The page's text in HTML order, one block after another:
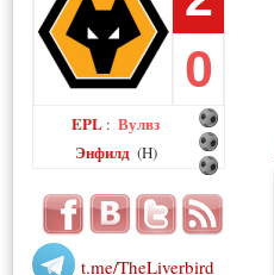
0
EPL : Вулвз
Энфилд (H)
t.me/TheLiverbird